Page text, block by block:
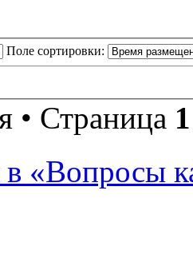
Поле сортировки:
• Страница 1
в «Вопросы